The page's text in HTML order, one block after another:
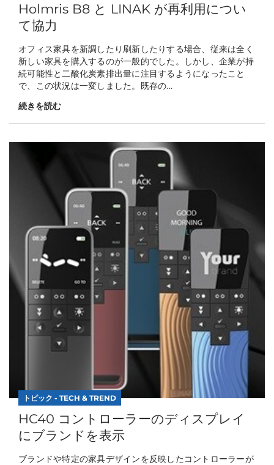
Holmris B8 と LINAK が再利用につい
て協力
オフィス家具を新調したり刷新したりする場合、従来は全く
新しい家具を購入するのが一般的でした。しかし、企業が持
続可能性と二酸化炭素排出量に注目するようになったこと
で、この状況は一変しました。既存の...
続きを読む
トピック - TECH & TREND
HC40 コントローラーのディスプレイ
にブランドを表示
ブランドや特定の家具デザインを反映したコントローラーが